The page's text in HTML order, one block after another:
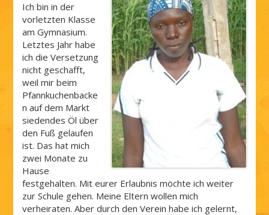
Ich bin in der
vorletzten Klasse
am Gymnasium.
Letztes Jahr habe
ich die Versetzung
nicht geschafft,
weil mir beim
Pfannkuchenbacke
n auf dem Markt
siedendes Öl über
den Fuß gelaufen
ist. Das hat mich
zwei Monate zu
Hause
festgehalten. Mit eurer Erlaubnis möchte ich weiter
zur Schule gehen. Meine Eltern wollen mich
verheiraten. Aber durch den Verein habe ich gelernt,